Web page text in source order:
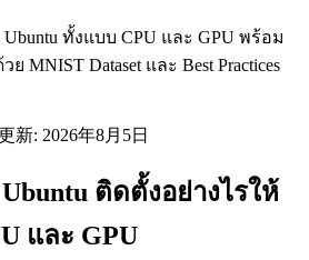
ทั้งแบบ CPU และ GPU พร้อม
MNIST Dataset และ Best Practices
新: 2026年8月5日
ติดตั้งอย่างไรให้
และ GPU